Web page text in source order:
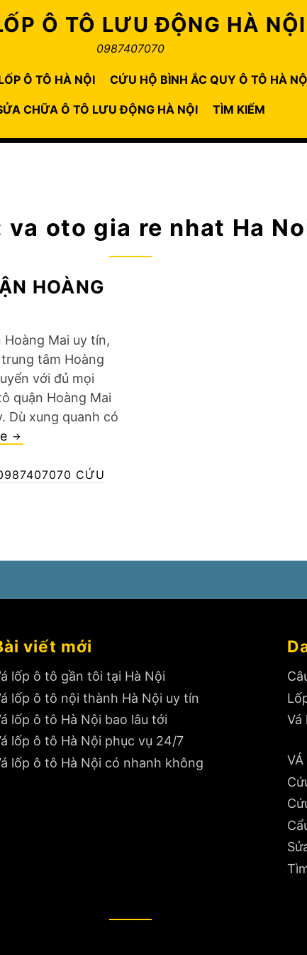
Ô TÔ LƯU ĐỘNG HÀ NỘI
0987407070
Ô TÔ HÀ NỘI CỨU HỘ BÌNH ẮC QUY Ô TÔ HÀ
CHỮA Ô TÔ LƯU ĐỘNG HÀ NỘI TÌM KIẾM
va oto gia re nhat Ha
HOÀNG
Mai uy tín,
tâm Hoàng
với đủ mọi
quận Hoàng Mai
Dù xung quanh có
Vá
ô
CỨU
viết mới
lốp ô tô gần tôi tại Hà Nội
lốp ô tô nội thành Hà Nội uy tín
lốp ô tô Hà Nội bao lâu tới
lốp ô tô Hà Nội phục vụ 24/7
lốp ô tô Hà Nội có nhanh không
Vá